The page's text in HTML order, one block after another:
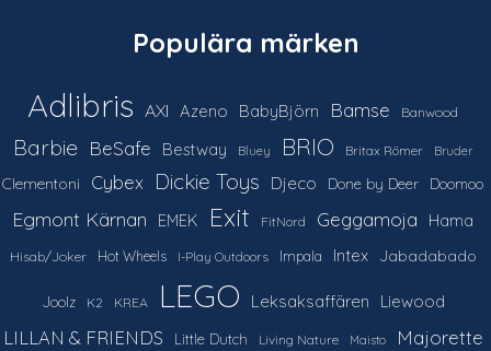
Populära märken
Adlibris AXI Azeno BabyBjörn Bamse Banwood
Barbie BeSafe Bestway Bluey BRIO Britax Römer Bruder
Clementoni Cybex Dickie Toys Djeco Done by Deer Doomoo
Egmont Kärnan EMEK Exit FitNord Geggamoja Hama
Hisab/Joker Hot Wheels I-Play Outdoors Impala Intex Jabadabado
Joolz K2 KREA LEGO Leksaksaffären Liewood
LILLAN & FRIENDS Little Dutch Living Nature Maisto
Majorette